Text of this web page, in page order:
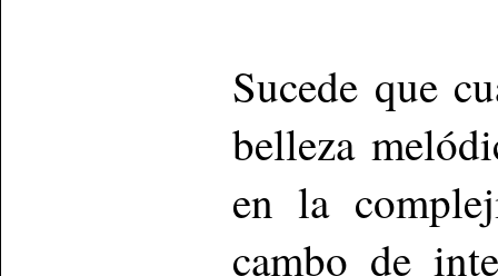
Sucede que
belleza
en la
cambo de